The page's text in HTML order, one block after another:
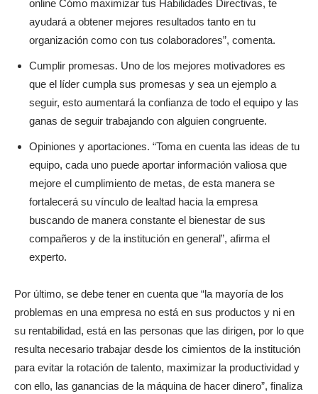
online Cómo maximizar tus Habilidades Directivas, te
ayudará a obtener mejores resultados tanto en tu
organización como con tus colaboradores”, comenta.
Cumplir promesas. Uno de los mejores motivadores es
que el líder cumpla sus promesas y sea un ejemplo a
seguir, esto aumentará la confianza de todo el equipo y las
ganas de seguir trabajando con alguien congruente.
Opiniones y aportaciones. “Toma en cuenta las ideas de tu
equipo, cada uno puede aportar información valiosa que
mejore el cumplimiento de metas, de esta manera se
fortalecerá su vínculo de lealtad hacia la empresa
buscando de manera constante el bienestar de sus
compañeros y de la institución en general”, afirma el
experto.
Por último, se debe tener en cuenta que “la mayoría de los
problemas en una empresa no está en sus productos y ni en
su rentabilidad, está en las personas que las dirigen, por lo que
resulta necesario trabajar desde los cimientos de la institución
para evitar la rotación de talento, maximizar la productividad y
con ello, las ganancias de la máquina de hacer dinero”, finaliza